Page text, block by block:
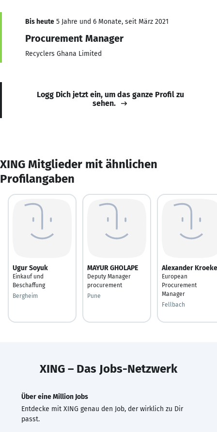
Bis heute 5 Jahre und 6 Monate, seit März 2021
Procurement Manager
Recyclers Ghana Limited
Logg Dich jetzt ein, um das ganze Profil zu
sehen.
XING Mitglieder mit ähnlichen
Profilangaben
Ugur Soyuk
Einkauf und
Beschaffung
Bergheim
MAYUR GHOLAPE
Deputy Manager
procurement
Pune
Alexander
European
Procurement
Manager
Fellbach
XING – Das Jobs-Netzwerk
Über eine Million Jobs
Entdecke mit XING genau den Job, der wirklich zu Dir
passt.